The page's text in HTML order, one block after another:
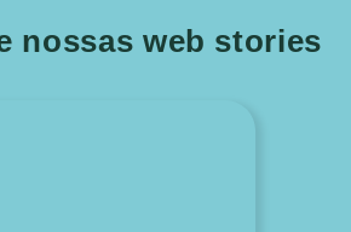
nossas web stories